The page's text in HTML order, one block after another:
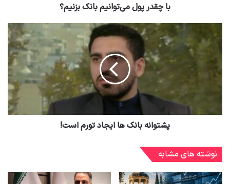
با چقدر پول می‌توانیم بانک بزنیم؟
پشتوانه بانک ها ایجاد تورم است!
نوشته های مشابه